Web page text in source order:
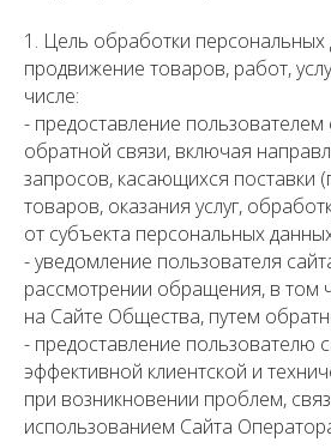
1. Цель обработки персональных
продвижение товаров, работ,
числе:
- предоставление
обратной связи, включая
запросов, касающихся поставки
товаров, оказания услуг,
от субъекта персональных
- уведомление пользователя
рассмотрении обращения, в том
на Сайте Общества, путем
- предоставление пользователю
эффективной клиентской и
при возникновении проблем,
использованием Сайта